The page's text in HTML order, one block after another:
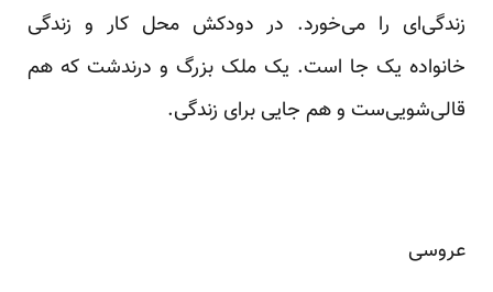
زندگی‌ای را می‌خورد. در دودکش محل کار و زندگی
خانواده یک جا است. یک ملک بزرگ و درندشت که هم
قالی‌شویی‌ست و هم جایی برای زندگی.
عروسی